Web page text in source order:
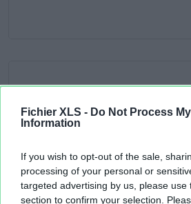
Fichier XLS - Do Not Process
Information
If you wish to opt-out of the sale,
processing of your personal or
targeted advertising by us, please use
section to confirm your selection.